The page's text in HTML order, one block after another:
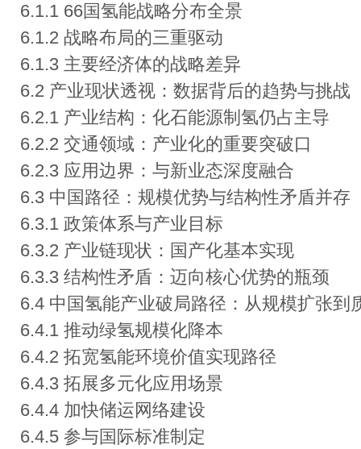
6.1.1 66国氢能战略分布全景
6.1.2 战略布局的三重驱动
6.1.3 主要经济体的战略差异
6.2 产业现状透视：数据背后的趋势与挑战
6.2.1 产业结构：化石能源制氢仍占主导
6.2.2 交通领域：产业化的重要突破口
6.2.3 应用边界：与新业态深度融合
6.3 中国路径：规模优势与结构性矛盾并存
6.3.1 政策体系与产业目标
6.3.2 产业链现状：国产化基本实现
6.3.3 结构性矛盾：迈向核心优势的瓶颈
6.4 中国氢能产业破局路径：从规模扩张到
6.4.1 推动绿氢规模化降本
6.4.2 拓宽氢能环境价值实现路径
6.4.3 拓展多元化应用场景
6.4.4 加快储运网络建设
6.4.5 参与国际标准制定